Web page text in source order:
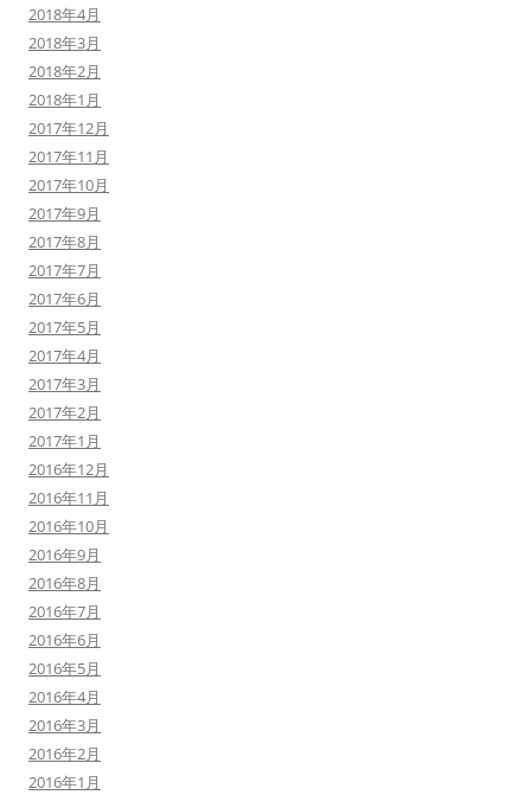
2018年4月
2018年3月
2018年2月
2018年1月
2017年12月
2017年11月
2017年10月
2017年9月
2017年8月
2017年7月
2017年6月
2017年5月
2017年4月
2017年3月
2017年2月
2017年1月
2016年12月
2016年11月
2016年10月
2016年9月
2016年8月
2016年7月
2016年6月
2016年5月
2016年4月
2016年3月
2016年2月
2016年1月